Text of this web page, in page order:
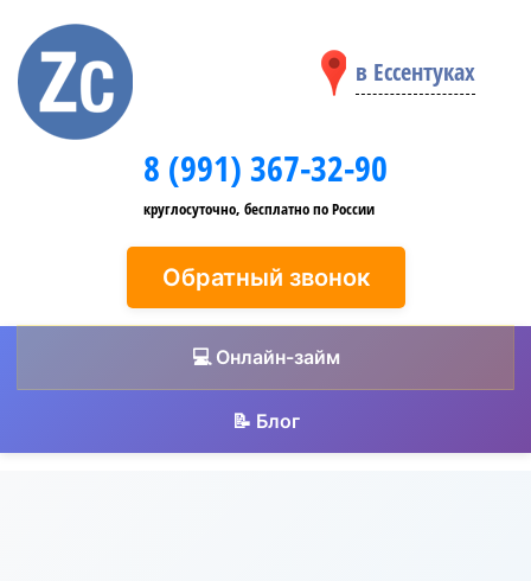
в Ессентуках
8 (991) 367-32-90
круглосуточно, бесплатно по России
Обратный звонок
💻 Онлайн-займ
📝 Блог